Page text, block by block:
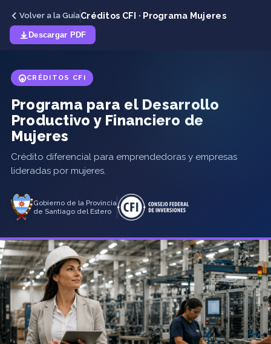
Volver a la GuíaCréditos CFI · Programa Mujeres
Descargar PDF
CRÉDITOS CFI
Programa para el Desarrollo
Productivo y Financiero de
Mujeres
Crédito diferencial para emprendedoras y empresas
lideradas por mujeres.
Gobierno de la Provincia
de Santiago del Estero